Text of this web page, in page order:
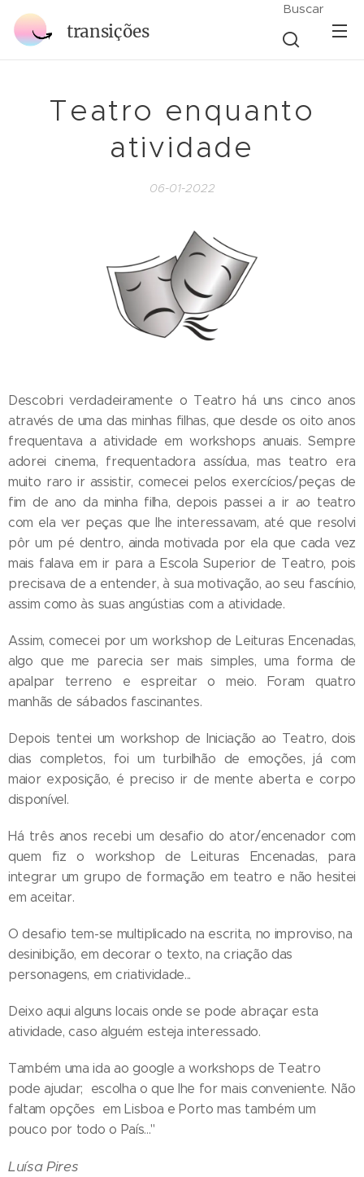
transições
Buscar
Teatro enquanto
atividade
06-01-2022
Descobri verdadeiramente o Teatro há uns cinco anos
através de uma das minhas filhas, que desde os oito anos
frequentava a atividade em workshops anuais. Sempre
adorei cinema, frequentadora assídua, mas teatro era
muito raro ir assistir, comecei pelos exercícios/peças de
fim de ano da minha filha, depois passei a ir ao teatro
com ela ver peças que lhe interessavam, até que resolvi
pôr um pé dentro, ainda motivada por ela que cada vez
mais falava em ir para a Escola Superior de Teatro, pois
precisava de a entender, à sua motivação, ao seu fascínio,
assim como às suas angústias com a atividade.
Assim, comecei por um workshop de Leituras Encenadas,
algo que me parecia ser mais simples, uma forma de
apalpar terreno e espreitar o meio. Foram quatro
manhãs de sábados fascinantes.
Depois tentei um workshop de Iniciação ao Teatro, dois
dias completos, foi um turbilhão de emoções, já com
maior exposição, é preciso ir de mente aberta e corpo
disponível.
Há três anos recebi um desafio do ator/encenador com
quem fiz o workshop de Leituras Encenadas, para
integrar um grupo de formação em teatro e não hesitei
em aceitar.
O desafio tem-se multiplicado na escrita, no improviso, na
desinibição, em decorar o texto, na criação das
personagens, em criatividade...
Deixo aqui alguns locais onde se pode abraçar esta
atividade, caso alguém esteja interessado.
Também uma ida ao google a workshops de Teatro
pode ajudar; escolha o que lhe for mais conveniente. Não
faltam opções em Lisboa e Porto mas também um
pouco por todo o País..."
Luísa Pires